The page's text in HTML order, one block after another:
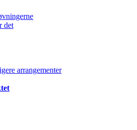
det
arrangementer